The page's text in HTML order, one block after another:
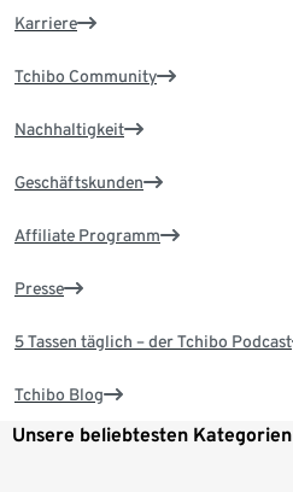
Karriere
Tchibo Community
Nachhaltigkeit
Geschäftskunden
Affiliate Programm
Presse
5 Tassen täglich – der Tchibo Podcast
Tchibo Blog
Unsere beliebtesten Kategorien